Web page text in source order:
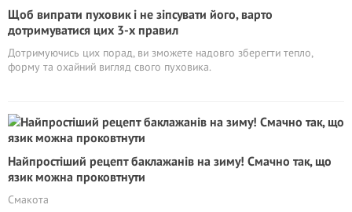
Щоб випрати пуховик і не зіпсувати його, варто
дотримуватися цих 3-х правил
Дотримуючись цих порад, ви зможете надовго зберегти тепло,
форму та охайний вигляд свого пуховика.
Найпростіший рецепт баклажанів на зиму! Смачно так, що
язик можна проковтнути
Смакота